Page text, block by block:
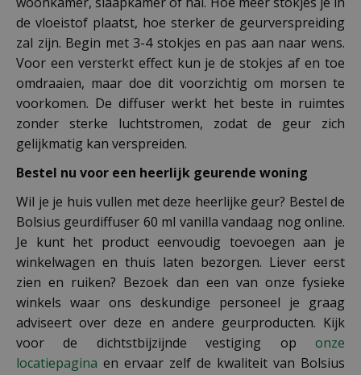
de vloeistof plaatst, hoe sterker de geurverspreiding
zal zijn. Begin met 3-4 stokjes en pas aan naar wens.
Voor een versterkt effect kun je de stokjes af en toe
omdraaien, maar doe dit voorzichtig om morsen te
voorkomen. De diffuser werkt het beste in ruimtes
zonder sterke luchtstromen, zodat de geur zich
gelijkmatig kan verspreiden.
Bestel nu voor een heerlijk geurende woning
Wil je je huis vullen met deze heerlijke geur? Bestel de
Bolsius geurdiffuser 60 ml vanilla vandaag nog online.
Je kunt het product eenvoudig toevoegen aan je
winkelwagen en thuis laten bezorgen. Liever eerst
zien en ruiken? Bezoek dan een van onze fysieke
winkels waar ons deskundige personeel je graag
adviseert over deze en andere geurproducten. Kijk
voor de dichtstbijzijnde vestiging op onze
locatiepagina en ervaar zelf de kwaliteit van Bolsius